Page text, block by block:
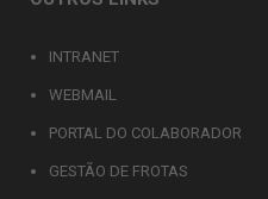
INTRANET
WEBMAIL
PORTAL DO COLABORADOR
GESTÃO DE FROTAS